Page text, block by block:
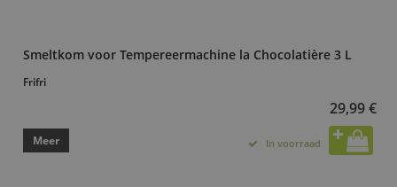
Smeltkom voor Tempereermachine la Chocolatière 3 L
Frifri
29,99 €
Meer In voorraad